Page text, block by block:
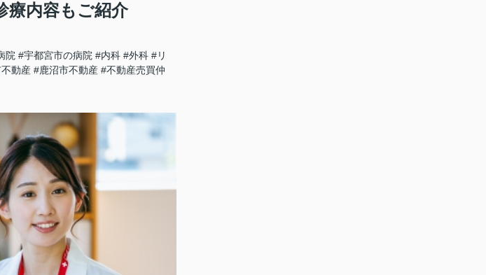
療内容もご紹介
院 #宇都宮市の病院 #内科 #外科 #リ
動産 #鹿沼市不動産 #不動産売買仲